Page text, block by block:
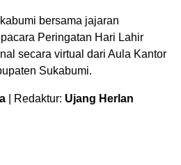
bersama jajaran
Peringatan Hari Lahir
secara virtual dari Aula Kantor
Sukabumi.
| Redaktur: Ujang Herlan